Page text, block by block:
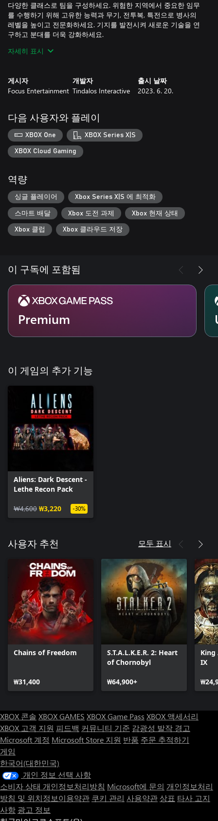
다양한 클래스로 팀을 구성하세요. 위험한 지역에서 중요한 임무
를 수행하기 위해 고유한 능력과 무기, 전투복, 특전으로 병사의
레벨을 높이고 전문화하세요. 기지를 발전시켜 새로운 기술을 연
구하고 분대를 더욱 강화하세요.
자원을 잘 관리하고 계산된 위험을 감수하여 인류가 직면한 가장
• 페이스허거에서 프레토리언, 에일리언 퀸 등에 이르기까지 상
리에서, 도적 인간 특공대와 새로운 위협까지 더 많은 것들이 등
장합니다.
• 전략적으로 지휘하고, 분대 전술을 임무마다 변경하고, 병사의
체력, 자원 및 정신을 신중하게 관리하여 영구적인 팀 손실과 정
신적 붕괴를 방지하세요.
• 끊임없는 세계에서 생존을 위한 경로를 만들고, 지름길을 발견
세요.
• 수십 가지 전문화, 독특한 능력 및 무기를 갖춘 5명의 시작 해병
으로 분대를 구성하고 레벨을 올리세요.
자세히 표시
게시자
Focus Entertainment
개발자
Tindalos Interactive
출시 날짜
2023. 6. 20.
다음 사용자와 플레이
XBOX One XBOX Series X|S
XBOX Cloud Gaming
역량
싱글 플레이어 Xbox Series X|S 에 최적화
스마트 배달 Xbox 도전 과제 Xbox 현재 상태
Xbox 클럽 Xbox 클라우드 저장
이 구독에 포함됨
Premium
이 게임의 추가 기능
Aliens: Dark Descent -
Lethe Recon Pack
₩4,600 ₩3,220 -30%
사용자 추천 모두 표시
Chains of Freedom
₩31,400
S.T.A.L.K.E.R. 2: Heart
of Chornobyl
₩64,900+
IX
XBOX 콘솔 XBOX GAMES XBOX Game Pass XBOX 액세서리
XBOX 고객 지원 피드백 커뮤니티 기준 감광성 발작 경고
Microsoft 계정 Microsoft Store 지원 반품 주문 추적하기
게임
한국어(대한민국)
개인 정보 선택 사항
소비자 상태 개인정보처리방침 Microsoft에 문의 개인정보처리
방침 및 위치정보이용약관 쿠키 관리 사용약관 상표 타사 고지
사항 광고 정보